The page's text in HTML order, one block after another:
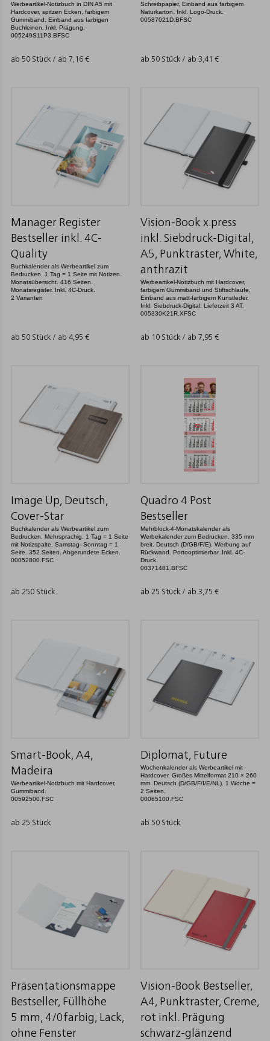
Werbeartikel-Notizbuch in DIN A5 mit
Hardcover, spitzen Ecken, farbigem
Gummiband, Einband aus farbigen
Buchleinen. Inkl. Prägung.
005249S11P3.BFSC
ab 50 Stück / ab 7,16 €
Schreibpapier, Einband aus farbigem
Naturkarton. Inkl. Logo-Druck.
00587021D.BFSC
ab 50 Stück / ab 3,41 €
Manager Register
Bestseller inkl. 4C-
Quality
Buchkalender als Werbeartikel zum
Bedrucken. 1 Tag = 1 Seite mit Notizen.
Monatsübersicht. 416 Seiten.
Monatsregister. Inkl. 4C-Druck.
2 Varianten
ab 50 Stück / ab 4,95 €
Vision-Book x.press
inkl. Siebdruck-Digital,
A5, Punktraster, White,
anthrazit
Werbeartikel-Notizbuch mit Hardcover,
farbigem Gummiband und Stiftschlaufe,
Einband aus matt-farbigem Kunstleder.
Inkl. Siebdruck-Digital. Lieferzeit 3 AT.
005330K21R.XFSC
ab 10 Stück / ab 7,95 €
Image Up, Deutsch,
Cover-Star
Buchkalender als Werbeartikel zum
Bedrucken. Mehrsprachig. 1 Tag = 1 Seite
mit Notizspalte. Samstag–Sonntag = 1
Seite. 352 Seiten. Abgerundete Ecken.
00052800.FSC
ab 250 Stück
Quadro 4 Post
Bestseller
Mehrblock-4-Monatskalender als
Werbekalender zum Bedrucken. 335 mm
breit. Deutsch (D/GB/F/E). Werbung auf
Rückwand. Portooptimierbar. Inkl. 4C-
Druck.
00371481.BFSC
ab 25 Stück / ab 3,75 €
Smart-Book, A4,
Madeira
Werbeartikel-Notizbuch mit Hardcover,
Gummiband.
00592500.FSC
ab 25 Stück
Diplomat, Future
Wochenkalender als Werbeartikel mit
Hardcover. Großes Mittelformat 210 × 260
mm. Deutsch (D/GB/F/I/E/NL). 1 Woche =
2 Seiten.
00065100.FSC
ab 50 Stück
Präsentationsmappe
Bestseller, Füllhöhe
5 mm, 4/0farbig, Lack,
ohne Fenster
Vision-Book Bestseller,
A4, Punktraster, Creme,
rot inkl. Prägung
schwarz-glänzend